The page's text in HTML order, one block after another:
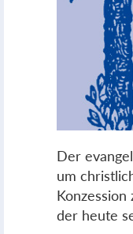
Der
um
der heute